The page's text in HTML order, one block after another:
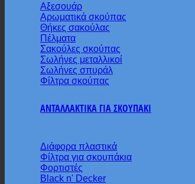
Αξεσουάρ
Αρωματικά σκούπας
Θήκες σακούλας
Πέλματα
Σακούλες σκούπας
Σωλήνες μεταλλικοί
Σωλήνες σπυράλ
Φίλτρα σκούπας
ΑΝΤΑΛΛΑΚΤΙΚΑ ΓΙΑ ΣΚΟΥΠΑΚΙ
Διάφορα πλαστικά
Φίλτρα για σκουπάκια
Φορτιστές
Black n' Decker